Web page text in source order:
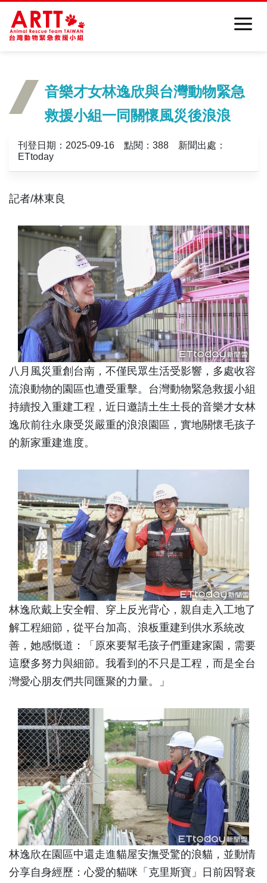
音樂才女林逸欣與台灣動物緊急
救援小組一同關懷風災後浪浪
刊登日期：2025-09-16 點閱：388 新聞出處：
ETtoday
記者/林東良
八月風災重創台南，不僅民眾生活受影響，多處收容
流浪動物的園區也遭受重擊。台灣動物緊急救援小組
持續投入重建工程，近日邀請土生土長的音樂才女林
逸欣前往永康受災嚴重的浪浪園區，實地關懷毛孩子
的新家重建進度。
林逸欣戴上安全帽、穿上反光背心，親自走入工地了
解工程細節，從平台加高、浪板重建到供水系統改
善，她感慨道：「原來要幫毛孩子們重建家園，需要
這麼多努力與細節。我看到的不只是工程，而是全台
灣愛心朋友們共同匯聚的力量。」
林逸欣在園區中還走進貓屋安撫受驚的浪貓，並動情
分享自身經歷：心愛的貓咪「克里斯寶」日前因腎衰